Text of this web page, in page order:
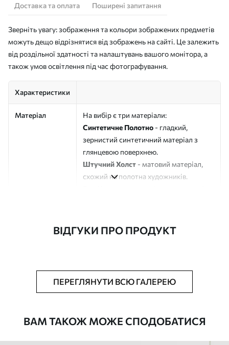
Доставка та оплата
Поширені запитання
Зверніть увагу: зображення та кольори зображених предметів
можуть дещо відрізнятися від зображень на сайті. Це залежить
від роздільної здатності та налаштувань вашого монітора, а
також умов освітлення під час фотографування.
Характеристики
Матеріал
На вибір є три матеріали:
Синтетичне Полотно - гладкий,
зернистий синтетичний матеріал з
глянцевою поверхнею.
Штучний Холст - матовий матеріал,
схожий на полотна художників.
Додатково Можна додати лакове покриття.
ВІДГУКИ ПРО ПРОДУКТ
ПЕРЕГЛЯНУТИ ВСЮ ГАЛЕРЕЮ
ВАМ ТАКОЖ МОЖЕ СПОДОБАТИСЯ